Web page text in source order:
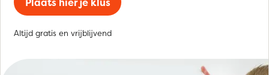
Altijd gratis en vrijblijvend